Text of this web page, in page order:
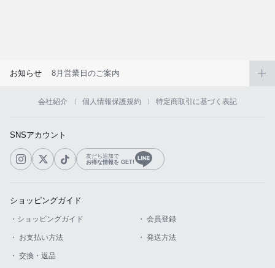
お知らせ 8月営業日のご案内
会社紹介 個人情報保護規約 特定商取引に基づく表記
SNSアカウント
友だち追加で
お得な情報を GET!
ショッピングガイド
・ショッピングガイド ・ 会員登録
・ お支払い方法 ・ 発送方法
・ 交換・返品